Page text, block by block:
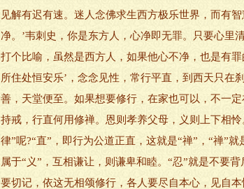
见解有迟有速。迷人念佛求生西方极乐世界，而有
净。’韦刺史，你是东方人，心净即无罪。只要心里
打个比喻，虽然是西方人，如果他心不净，也是有
所住处恒安乐’，念念见性，常行平直，到西天只
善，天堂便至。如果想要修行，在家也可以，不一
持戒，行直何用修禅。恩则孝养父母，义则上下相
律”呢?“直”，即行为公道正直，这就是“禅”，“禅”
属于“义”，互相谦让，则谦卑和睦。“忍”就是不要
要切记，依这无相颂修行，各人要尽自本心，见自